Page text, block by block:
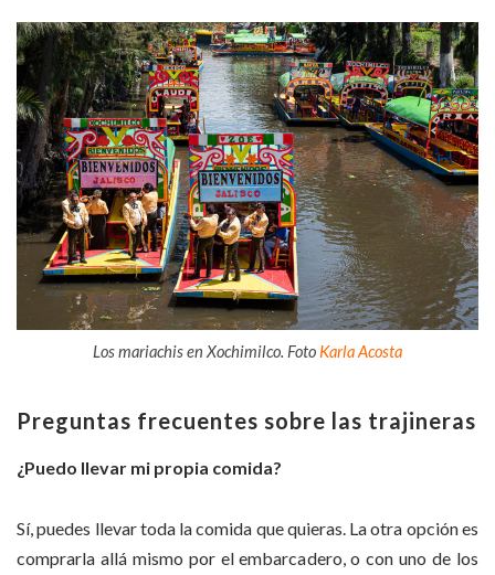
Los mariachis en Xochimilco. Foto Karla Acosta
Preguntas frecuentes sobre las trajineras
¿Puedo llevar mi propia comida?
Sí, puedes llevar toda la comida que quieras. La otra opción es
comprarla allá mismo por el embarcadero, o con uno de los